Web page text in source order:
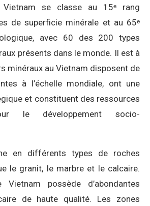
Vietnam se classe au 15ᵉ rang
de superficie minérale et au 65ᵉ
avec 60 des 200 types
présents dans le monde. Il est à
minéraux au Vietnam disposent de
à l’échelle mondiale, ont une
et constituent des ressources
le développement socio-
en différents types de roches
le granit, le marbre et le calcaire.
Vietnam possède d’abondantes
de haute qualité. Les zones